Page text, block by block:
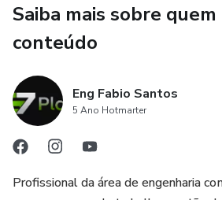
Saiba mais sobre quem
conteúdo
Eng Fabio Santos
5 Ano Hotmarter
Profissional da área de engenharia